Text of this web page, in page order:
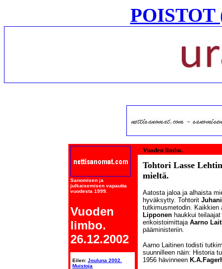
POISTOT
Sanomisen ja
julkaisemisen vapautta
vuodesta 1999.
Vuoden
limbo.
26.12.2002
Eilen: Jouluna 2002.
Muistoja
Vuoden limbo.
Tohtori Lasse
mieltä.
Aatosta jaloa ja alhaista
hyväksytty. Tohtorit
tutkimusmetodin.
Lipponen haukkui
erikoistoimittaja Aarno
pääministeriin.
Aarno Laitinen todisti
suunnilleen näin: Historia
1956 hävinneen